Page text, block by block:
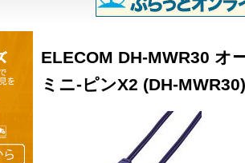
ELECOM DH-MWR30 オ
ミニ-ピンX2 (DH-MWR30)